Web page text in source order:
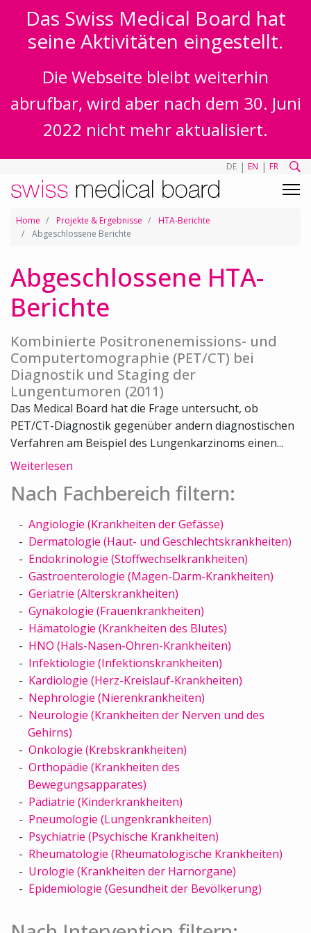
Das Swiss Medical Board hat
seine Aktivitäten eingestellt.
Die Webseite bleibt weiterhin
abrufbar, wird aber nach dem 30. Juni
2022 nicht mehr aktualisiert.
DE | EN | FR
Home Projekte & Ergebnisse
HTA-Berichte
Abgeschlossene Berichte
Abgeschlossene HTA-
Berichte
Kombinierte Positronenemissions- und
Computertomographie (PET/CT) bei
Diagnostik und Staging der
Lungentumoren (2011)
Das Medical Board hat die Frage untersucht, ob
PET/CT-Diagnostik gegenüber andern diagnostischen
Verfahren am Beispiel des Lungenkarzinoms einen...
Weiterlesen
Nach Fachbereich filtern:
Angiologie (Krankheiten der Gefässe)
Dermatologie (Haut- und Geschlechtskrankheiten)
Endokrinologie (Stoffwechselkrankheiten)
Gastroenterologie (Magen-Darm-Krankheiten)
Geriatrie (Alterskrankheiten)
Gynäkologie (Frauenkrankheiten)
Hämatologie (Krankheiten des Blutes)
HNO (Hals-Nasen-Ohren-Krankheiten)
Infektiologie (Infektionskrankheiten)
Kardiologie (Herz-Kreislauf-Krankheiten)
Nephrologie (Nierenkrankheiten)
Neurologie (Krankheiten der Nerven und des
Gehirns)
Onkologie (Krebskrankheiten)
Orthopädie (Krankheiten des
Bewegungsapparates)
Pädiatrie (Kinderkrankheiten)
Pneumologie (Lungenkrankheiten)
Psychiatrie (Psychische Krankheiten)
Rheumatologie (Rheumatologische Krankheiten)
Urologie (Krankheiten der Harnorgane)
Epidemiologie (Gesundheit der Bevölkerung)